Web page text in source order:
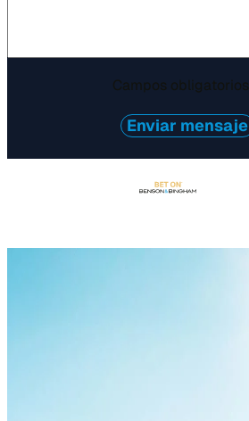
Campos obligatorios
Enviar mensaje